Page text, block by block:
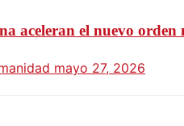
aceleran el nuevo
mayo 27, 2026